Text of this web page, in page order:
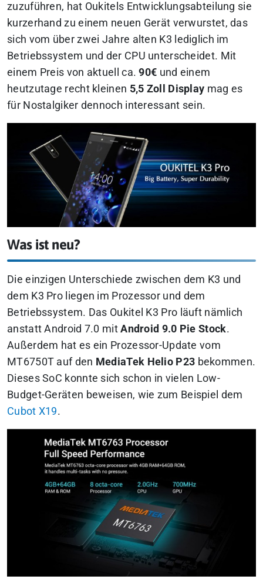
zuzuführen, hat Oukitels Entwicklungsabteilung sie
kurzerhand zu einem neuen Gerät verwurstet, das
sich vom über zwei Jahre alten K3 lediglich im
Betriebssystem und der CPU unterscheidet. Mit
einem Preis von aktuell ca.90€ und einem
heutzutage recht kleinen 5,5 Zoll Display mag es
für Nostalgiker dennoch interessant sein.
Was ist neu?
Die einzigen Unterschiede zwischen dem K3 und
dem K3 Pro liegen im Prozessor und dem
Betriebssystem. Das Oukitel K3 Pro läuft nämlich
anstatt Android 7.0 mitAndroid 9.0 Pie Stock.
Außerdem hat es ein Prozessor-Update vom
MT6750T auf den MediaTek Helio P23 bekommen.
Dieses SoC konnte sich schon in vielen Low-
Budget-Geräten beweisen, wie zum Beispiel dem
Cubot X19.